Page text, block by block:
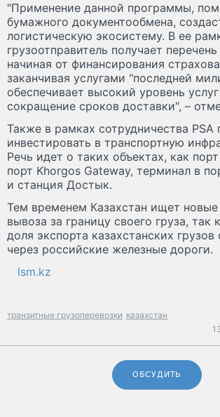
"Применение данной программы,
бумажного документообмена,
логистическую экосистему. В ее
грузоотправитель получает
начиная от финансирования
заканчивая услугами "последней
обеспечивает высокий уровень
сокращение сроков доставки", –
Также в рамках сотрудничества PSA
инвестировать в транспортную
Речь идет о таких объектах, как
порт Khorgos Gateway, терминал в
и станция Достык.
Тем временем Казахстан ищет новые
вывоза за границу своего груза, так
доля экспорта казахстанских грузов
через российские железные дороги.
lsm.kz
транзитные грузоперевозки казахстан
ОБСУДИТЬ